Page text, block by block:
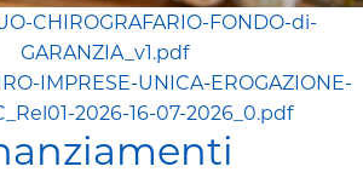
CHIROGRAFARIO-FONDO-di-
GARANZIA_v1.pdf
IMPRESE-UNICA-EROGAZIONE-
2026-16-07-2026_0.pdf